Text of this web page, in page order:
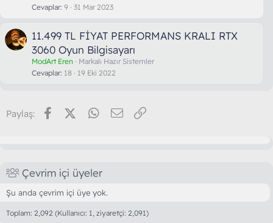
Cevaplar 9 31 Mar 2023
11.499 TL FİYAT PERFORMANS KRALI RTX
3060 Oyun Bilgisayarı
ModArt Eren
Markalı Hazır Sistemler
Cevaplar 18 19 Eki 2022
Paylaş: FacebookX (Twitter)WhatsApp
E-posta
Çevrim içi üyeler
Şu anda çevrim içi üye yok.
Toplam: 2,092 (Kullanıcı: 1, ziyaretçi: 2,091)